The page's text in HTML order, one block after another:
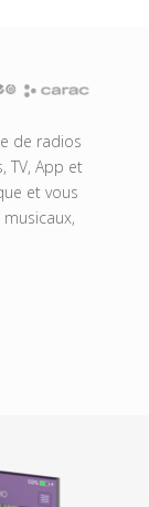
de radios
TV, App et
et vous